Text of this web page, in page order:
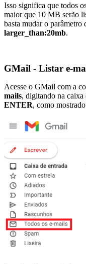
Isso significa que todos
maior que 10 MB serão
basta mudar o parâmetro
larger_than:20mb.
GMail - Listar e-
Acesse o GMail com a
mails, digitando na caixa
ENTER, como